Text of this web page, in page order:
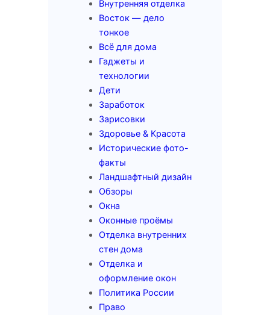
Внутренняя отделка
Восток — дело
тонкое
Всё для дома
Гаджеты и
технологии
Дети
Заработок
Зарисовки
Здоровье & Красота
Исторические фото-
факты
Ландшафтный дизайн
Обзоры
Окна
Оконные проёмы
Отделка внутренних
стен дома
Отделка и
оформление окон
Политика России
Право